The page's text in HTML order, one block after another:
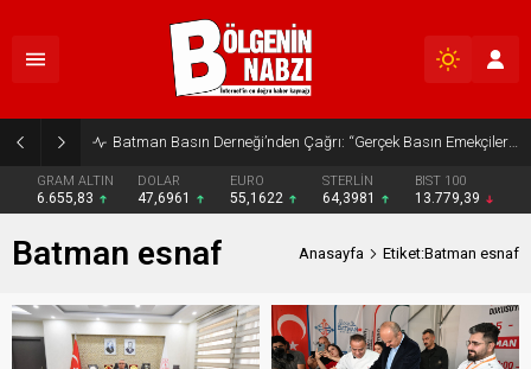
Batman Basın Derneği’nden Çağrı: “Gerçek Basın Emekçileri Desteklenmeli”
GRAM ALTIN
6.655,83
DOLAR
47,6961
EURO
55,1622
STERLİN
64,3981
BIST 100
13.779,39
Batman esnaf Anasayfa Etiket:Batman esnaf